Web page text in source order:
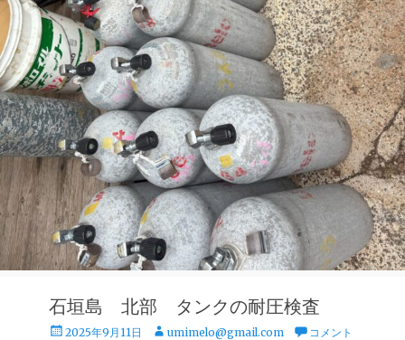
石垣島 北部 タンクの耐圧検査
投 2025年9月11日
投 umimelo@gmail.com
コメント